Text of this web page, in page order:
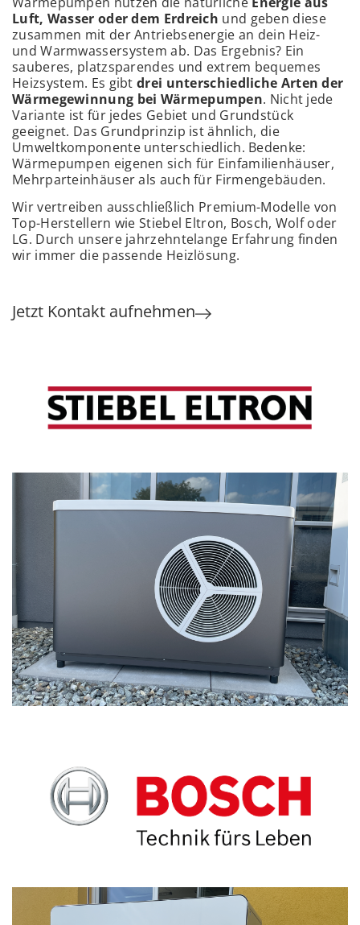
Luft, Wasser oder dem Erdreich und geben diese
zusammen mit der Antriebsenergie an dein Heiz-
und Warmwassersystem ab. Das Ergebnis? Ein
sauberes, platzsparendes und extrem bequemes
Heizsystem. Es gibtdrei unterschiedliche Arten der
Wärmegewinnung bei Wärmepumpen. Nicht jede
Variante ist für jedes Gebiet und Grundstück
geeignet. Das Grundprinzip ist ähnlich, die
Umweltkomponente unterschiedlich. Bedenke:
Wärmepumpen eigenen sich für Einfamilienhäuser,
Mehrparteinhäuser als auch für Firmengebäuden.
Wir vertreiben ausschließlich Premium-Modelle von
Top-Herstellern wie Stiebel Eltron, Bosch, Wolf oder
LG. Durch unsere jahrzehntelange Erfahrung finden
wir immer die passende Heizlösung.
Jetzt Kontakt aufnehmen